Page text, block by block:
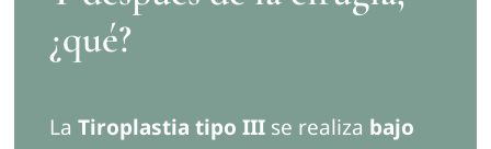
¿qué?
La Tiroplastia tipo IIIse realiza bajo